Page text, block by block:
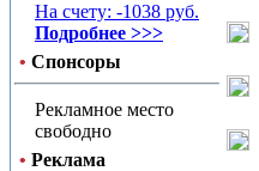
На счету: -1038 руб.
Подробнее >>>
• Спонсоры
Рекламное место
свободно
• Реклама